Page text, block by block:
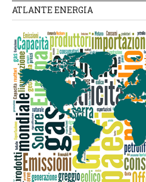
ATLANTE ENERGIA